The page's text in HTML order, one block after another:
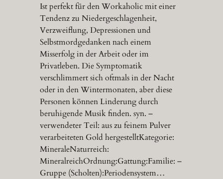
Ist perfekt für den Workaholic mit einer
Tendenz zu Niedergeschlagenheit,
Verzweiflung, Depressionen und
Selbstmordgedanken nach einem
Misserfolg in der Arbeit oder im
Privatleben. Die Symptomatik
verschlimmert sich oftmals in der Nacht
oder in den Wintermonaten, aber diese
Personen können Linderung durch
beruhigende Musik finden. syn. –
verwendeter Teil: aus zu feinem Pulver
verarbeiteten Gold hergestelltKategorie:
MineraleNaturreich:
MineralreichOrdnung:Gattung:Familie: –
Gruppe (Scholten):Periodensystem…